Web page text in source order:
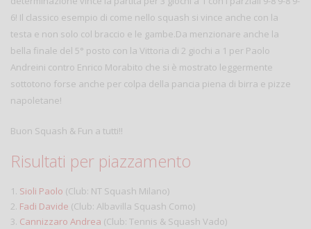
6! Il classico esempio di come nello squash si vince anche con la
testa e non solo col braccio e le gambe.Da menzionare anche la
bella finale del 5° posto con la Vittoria di 2 giochi a 1 per Paolo
Andreini contro Enrico Morabito che si è mostrato leggermente
sottotono forse anche per colpa della pancia piena di birra e pizze
napoletane!
Buon Squash & Fun a tutti!!
Risultati per piazzamento
1. Sioli Paolo (Club: NT Squash Milano)
2. Fadi Davide (Club: Albavilla Squash Como)
3. Cannizzaro Andrea (Club: Tennis & Squash Vado)